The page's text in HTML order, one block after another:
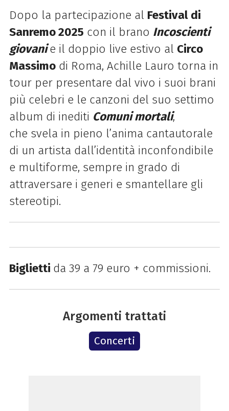
Dopo la partecipazione al Festival di
Sanremo 2025 con il brano Incoscienti
giovanie il doppio live estivo al Circo
Massimodi Roma, Achille Lauro torna in
tour per presentare dal vivo i suoi brani
più celebri e le canzoni del suo settimo
album di inediti Comuni mortali,
che svela in pieno l’anima cantautorale
di un artista dall’identità inconfondibile
e multiforme, sempre in grado di
attraversare i generi e smantellare gli
stereotipi.
Biglietti da 39 a 79 euro + commissioni.
Argomenti trattati
Concerti